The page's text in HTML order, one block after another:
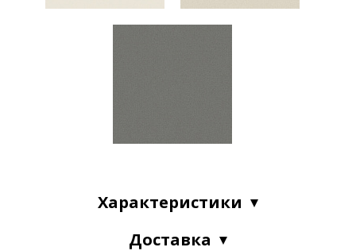
Характеристики
Доставка